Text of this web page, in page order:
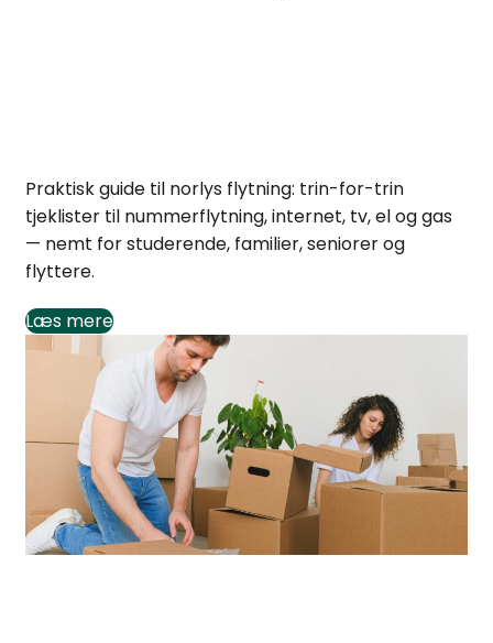
Praktisk guide til norlys flytning: trin-for-trin
tjeklister til nummerflytning, internet, tv, el og gas
— nemt for studerende, familier, seniorer og
flyttere.
Læs mere